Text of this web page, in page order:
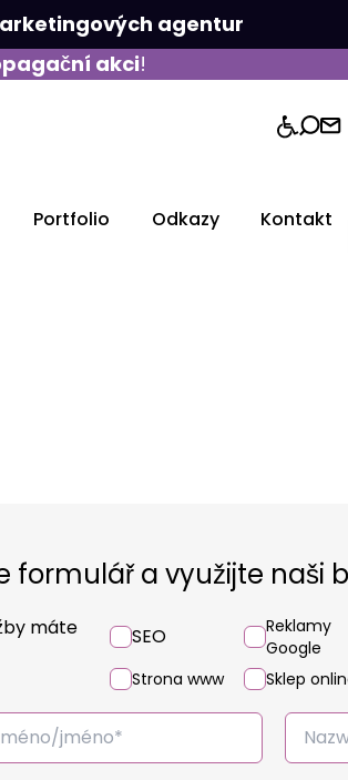
agentur
akci!
Portfolio Odkazy Kontakt
formulář a využijte naši
máte
SEO
Reklamy
Google
Strona www
Sklep